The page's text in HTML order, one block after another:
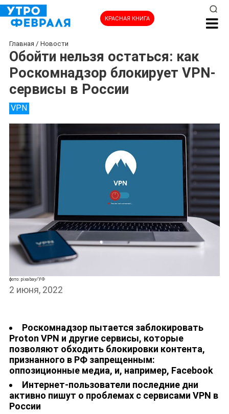
КРАСНАЯ КНИГА
НОВОСТИ
Главная / Новости
Обойти нельзя остаться: как
Роскомнадзор блокирует VPN-
сервисы в России
VPN
фото: pixabay/УФ
2 июня, 2022
Роскомнадзор пытается заблокировать
Proton VPN и другие сервисы, которые
позволяют обходить блокировки контента,
признанного в РФ запрещенным:
оппозиционные медиа, и, например, Facebook
Интернет-пользователи последние дни
активно пишут о проблемах с сервисами VPN в
России